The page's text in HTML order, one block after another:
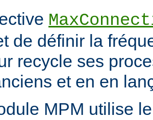
de définir la
recycle ses
et en en
MPM utilise